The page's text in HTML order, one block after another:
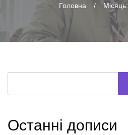
Головна Місяць:
Останні дописи